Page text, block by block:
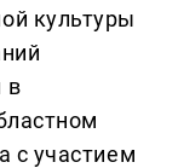
культуры
в
с участием